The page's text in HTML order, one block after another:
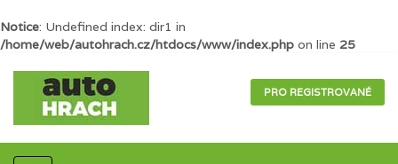
Notice: Undefined index: dir1 in
/home/web/autohrach.cz/htdocs/www/index.php on line 25
PRO REGISTROVANÉ